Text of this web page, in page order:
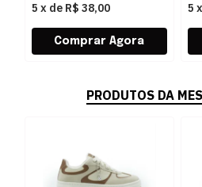
5 x de R$ 38,00 5 x
PRODUTOS DA